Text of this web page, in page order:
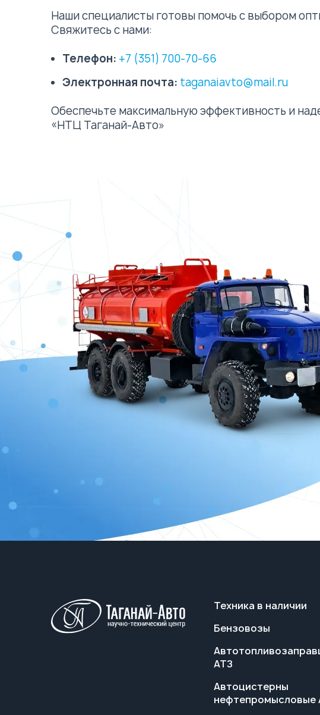
Наши специалисты готовы помочь с выбором
Свяжитесь с нами:
Телефон: +7 (351) 700-70-66
Электронная почта: taganaiavto@mail.ru
Обеспечьте максимальную эффективность и
«НТЦ Таганай-Авто»
АТЗ
Автоцистерны
Вакуумные
автоцистерны АКН,
АКНС